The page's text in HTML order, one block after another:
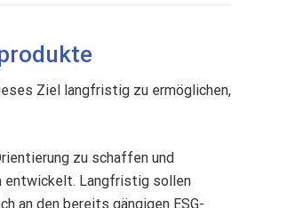
Ziel langfristig zu ermöglichen,
zu schaffen und
entwickelt. Langfristig sollen
an den bereits gängigen ESG-